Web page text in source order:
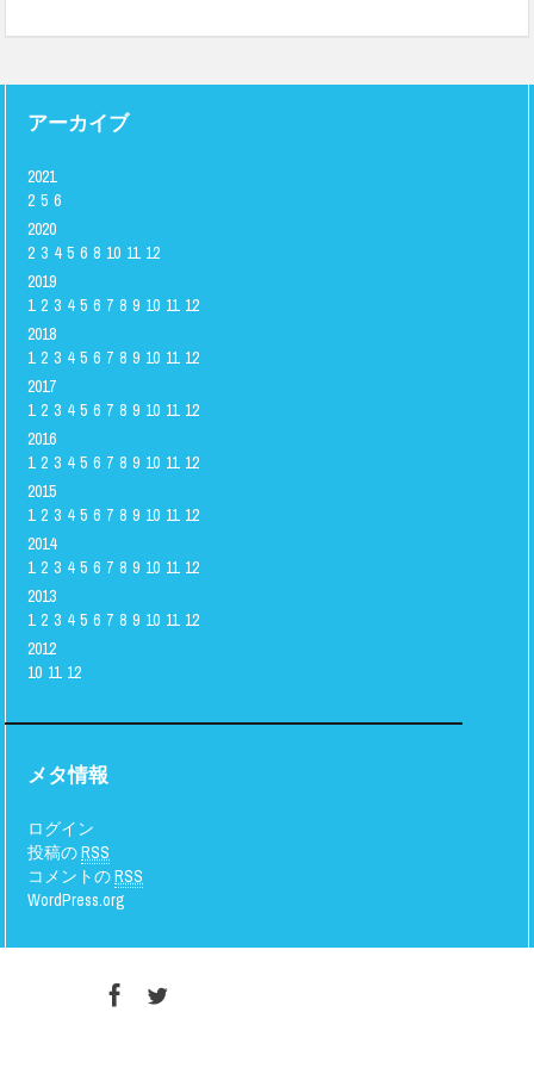
アーカイブ
2021
2 5 6
2020
2 3 4 5 6 8 10 11 12
2019
1 2 3 4 5 6 7 8 9 10 11 12
2018
1 2 3 4 5 6 7 8 9 10 11 12
2017
1 2 3 4 5 6 7 8 9 10 11 12
2016
1 2 3 4 5 6 7 8 9 10 11 12
2015
1 2 3 4 5 6 7 8 9 10 11 12
2014
1 2 3 4 5 6 7 8 9 10 11 12
2013
1 2 3 4 5 6 7 8 9 10 11 12
2012
10 11 12
メタ情報
ログイン
投稿のRSS
コメントのRSS
WordPress.org